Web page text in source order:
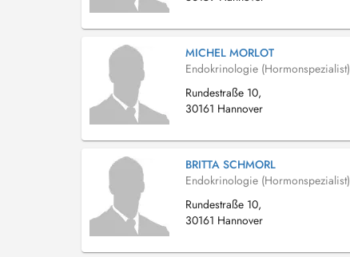
MICHEL MORLOT
Endokrinologie (Hormonspezialist)
Rundestraße 10,
30161 Hannover
BRITTA SCHMORL
Endokrinologie (Hormonspezialist)
Rundestraße 10,
30161 Hannover